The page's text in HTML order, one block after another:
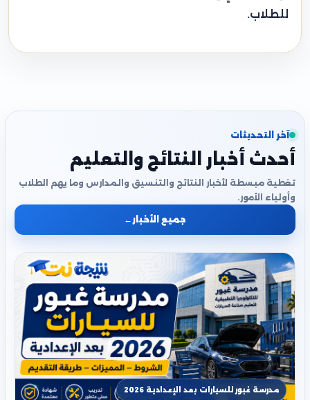
للطلاب.
آخر التحديثات
أحدث أخبار النتائج والتعليم
تغطية مبسطة لأخبار النتائج والتنسيق والمدارس وما يهم الطلاب
وأولياء الأمور.
جميع الأخبار ←
مدرسة غبور للسيارات بعد الإعدادية 2026